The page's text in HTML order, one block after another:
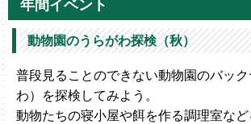
年間イベント
動物園のうらがわ探検（秋）
普段見ることのできない動物園のバッ
わ）を探検してみよう。
動物たちの寝小屋や餌を作る調理室な